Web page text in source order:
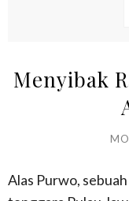
Menyibak
Alas Purwo,